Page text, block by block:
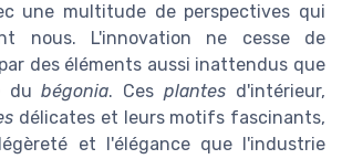
une multitude de perspectives qui
nous. L'innovation ne cesse de
des éléments aussi inattendus que
dubégonia. Cesplantes d'intérieur,
délicates et leurs motifs fascinants,
et l'élégance que l'industrie